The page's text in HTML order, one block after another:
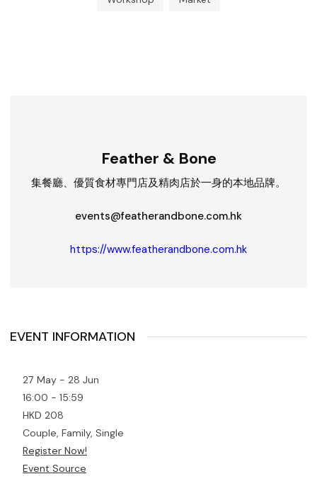
Feather & Bone
集餐廳、優質食材專門店及精肉店於一身的本地品牌。
events@featherandbone.com.hk
https://www.featherandbone.com.hk
EVENT INFORMATION
27 May - 28 Jun
16:00 - 15:59
HKD 208
Couple, Family, Single
Register Now!
Event Source